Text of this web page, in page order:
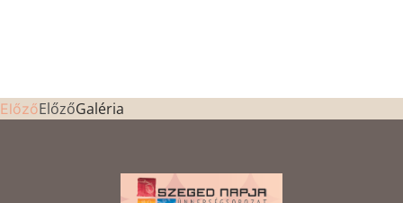
ElőzőElőzőGaléria